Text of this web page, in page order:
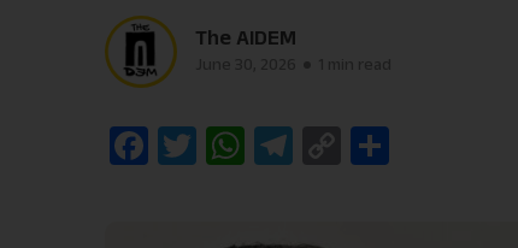
The AIDEM
Facebook
Twitter
WhatsApp
Telegram
Copy
Link